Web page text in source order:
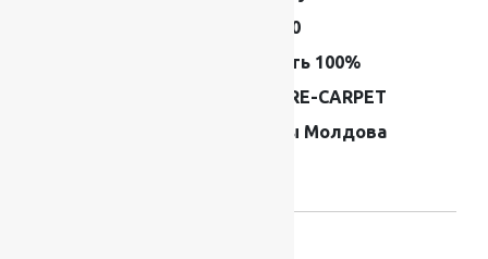
520000
Шерсть 100%
FLOARE-CARPET
Ковры Молдова